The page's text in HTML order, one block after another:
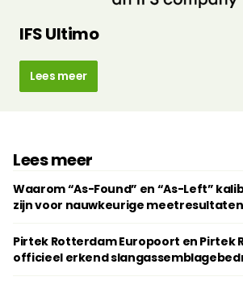
IFS Ultimo
Lees meer
Lees meer
Waarom “As-Found” en “As-Left”
zijn voor nauwkeurige meetresultaten
Pirtek Rotterdam Europoort en Pirtek
officieel erkend